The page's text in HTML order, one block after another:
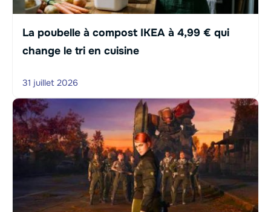
La poubelle à compost IKEA à 4,99 € qui
change le tri en cuisine
31 juillet 2026